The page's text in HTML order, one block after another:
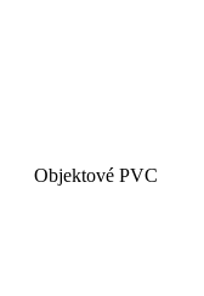
Objektové PVC